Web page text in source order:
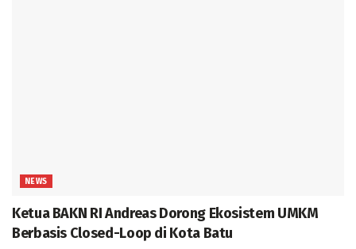
NEWS
Ketua BAKN RI Andreas Dorong Ekosistem UMKM
Berbasis Closed-Loop di Kota Batu